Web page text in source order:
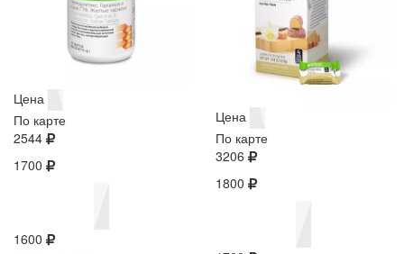
Цена
По карте
2544
1700
1600
Цена
По карте
3206
1800